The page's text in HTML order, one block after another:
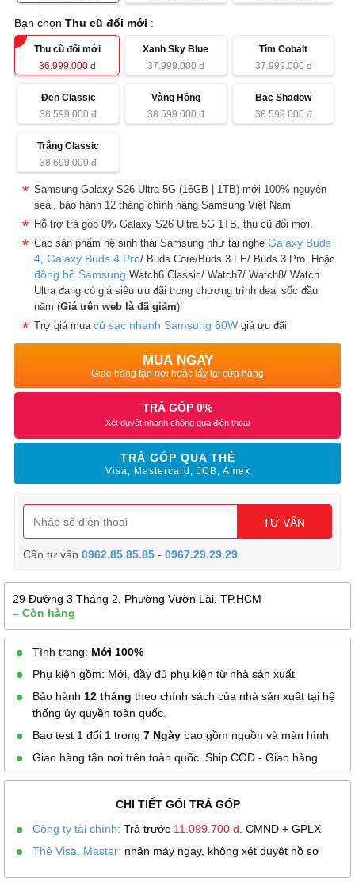
Bạn chọnThu cũ đổi mới :
Thu cũ đổi mới
36.999.000đ
Xanh Sky Blue
37.999.000đ
Tím Cobalt
37.999.000đ
Đen Classic
38.599.000 đ
Vàng Hồng
38.599.000đ
Bạc Shadow
38.599.000đ
Trắng Classic
38.699.000 đ
Samsung Galaxy S26 Ultra 5G (16GB | 1TB) mới 100% nguyên
seal, bảo hành 12 tháng chính hãng Samsung Việt Nam
Hỗ trợ trả góp 0% Galaxy S26 Ultra 5G 1TB, thu cũ đổi mới.
Các sản phẩm hệ sinh thái Samsung như tai ngheGalaxy Buds
4,Galaxy Buds 4 Pro/ Buds Core/Buds 3 FE/ Buds 3 Pro. Hoặc
đồng hồ Samsung Watch6 Classic/ Watch7/ Watch8/ Watch
Ultra đang có giá siêu ưu đãi trong chương trình deal sốc đầu
năm (Giá trên web là đã giảm)
Trợ giá muacủ sạc nhanh Samsung 60W giá ưu đãi
MUA NGAY
Giao hàng tận nơi hoặc lấy tại cửa hàng
TRẢ GÓP 0%
Xét duyệt nhanh chóng qua điện thoại
TRẢ GÓP QUA THẺ
Visa, Mastercard, JCB, Amex
TƯ VẤN
Cần tư vấn0962.85.85.85 -0967.29.29.29
29 Đường 3 Tháng 2, Phường Vườn Lài, TP.HCM
– Còn hàng
Tình trạng: Mới 100%
Phụ kiện gồm: Mới, đầy đủ phụ kiện từ nhà sản xuất
Bảo hành 12 tháng theo chính sách của nhà sản xuất tại hệ
thống ủy quyền toàn quốc.
Bao test 1 đổi 1 trong 7 Ngày bao gồm nguồn và màn hình
Giao hàng tận nơi trên toàn quốc. Ship COD - Giao hàng
CHI TIẾT GÓI TRẢ GÓP
Công ty tài chính: Trả trước 11.099.700 đ . CMND + GPLX
Thẻ Visa, Master: nhận máy ngay, không xét duyệt hồ sơ